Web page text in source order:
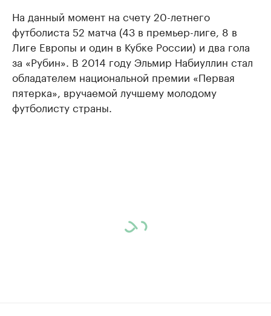
На данный момент на счету 20-летнего
футболиста 52 матча (43 в премьер-лиге, 8 в
Лиге Европы и один в Кубке России) и два гола
за «Рубин». В 2014 году Эльмир Набиуллин стал
обладателем национальной премии «Первая
пятерка», вручаемой лучшему молодому
футболисту страны.